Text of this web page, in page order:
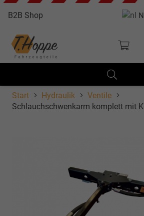
B2B Shop
Start Hydraulik
Ventile
Schlauchschwenkarm komplett mit